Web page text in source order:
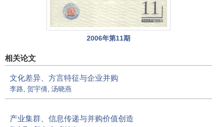
2006年第11期
相关论文
文化差异、方言特征与企业并购
李路 贺宇倩 汤晓燕
产业集群、信息传递与并购价值创造